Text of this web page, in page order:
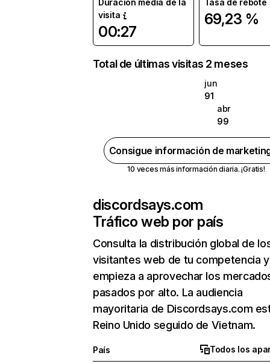
Duración media de la
visita
00:27
Tasa de rebote
69,23 %
Total de últimas visitas 2 meses
jun
91
abr
99
Consigue información de
10 veces más información diaria. ¡Gratis!
discordsays.com
Tráfico web por país
Consulta la distribución global de
visitantes web de tu competencia y
empieza a aprovechar los
pasados por alto. La audiencia
mayoritaria de Discordsays.com
Reino Unido seguido de Vietnam.
País
Todos los